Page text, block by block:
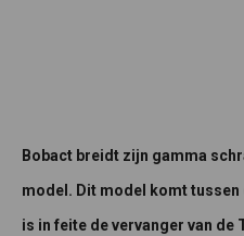
Bobact breidt zijn gamma
model. Dit model komt tussen
is in feite de vervanger van de